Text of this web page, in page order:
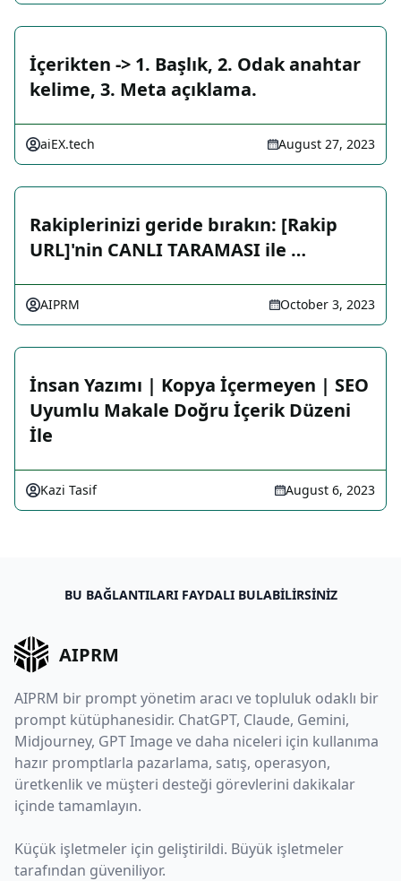
İçerikten -> 1. Başlık, 2. Odak anahtar
kelime, 3. Meta açıklama.
aiEX.tech August 27, 2023
Rakiplerinizi geride bırakın: [Rakip
URL]'nin CANLI TARAMASI ile …
AIPRM October 3, 2023
İnsan Yazımı | Kopya İçermeyen | SEO
Uyumlu Makale Doğru İçerik Düzeni
İle
Kazi Tasif August 6, 2023
BU BAĞLANTILARI FAYDALI BULABILIRSINIZ
AIPRM
AIPRM bir prompt yönetim aracı ve topluluk odaklı bir
prompt kütüphanesidir. ChatGPT, Claude, Gemini,
Midjourney, GPT Image ve daha niceleri için kullanıma
hazır promptlarla pazarlama, satış, operasyon,
üretkenlik ve müşteri desteği görevlerini dakikalar
içinde tamamlayın.
Küçük işletmeler için geliştirildi. Büyük işletmeler
tarafından güveniliyor.